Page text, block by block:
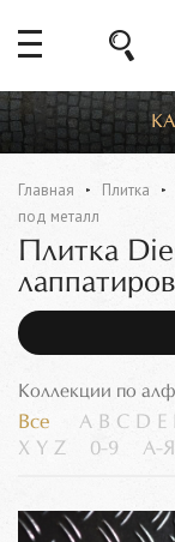
Главная Плитка
под металл
Плитка
Коллекции по
Все A B C D E
X Y Z 0-9 А-Я